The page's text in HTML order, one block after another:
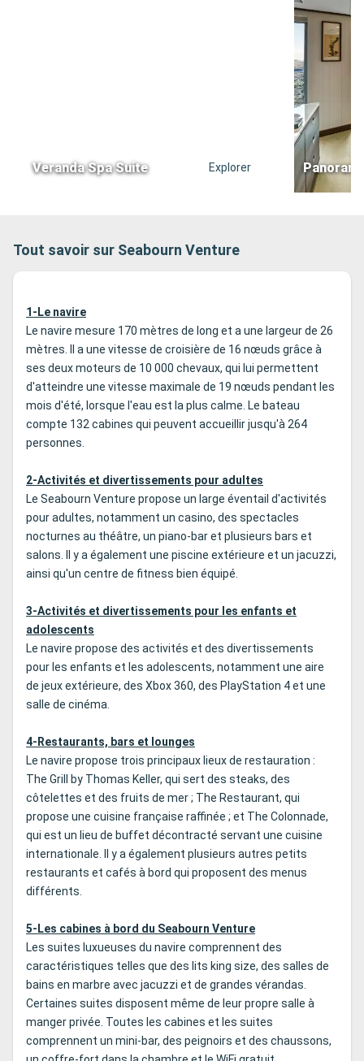
Veranda Spa Suite Explorer
Tout savoir sur Seabourn Venture
1-Le navire
Le navire mesure 170 mètres de long et a une largeur de 26
mètres. Il a une vitesse de croisière de 16 nœuds grâce à
ses deux moteurs de 10 000 chevaux, qui lui permettent
d'atteindre une vitesse maximale de 19 nœuds pendant les
mois d'été, lorsque l'eau est la plus calme. Le bateau
compte 132 cabines qui peuvent accueillir jusqu'à 264
personnes.
2-Activités et divertissements pour adultes
Le Seabourn Venture propose un large éventail d'activités
pour adultes, notamment un casino, des spectacles
nocturnes au théâtre, un piano-bar et plusieurs bars et
salons. Il y a également une piscine extérieure et un jacuzzi,
ainsi qu'un centre de fitness bien équipé.
3-Activités et divertissements pour les enfants et
adolescents
Le navire propose des activités et des divertissements
pour les enfants et les adolescents, notamment une aire
de jeux extérieure, des Xbox 360, des PlayStation 4 et une
salle de cinéma.
4-Restaurants, bars et lounges
Le navire propose trois principaux lieux de restauration :
The Grill by Thomas Keller, qui sert des steaks, des
côtelettes et des fruits de mer ; The Restaurant, qui
propose une cuisine française raffinée ; et The Colonnade,
qui est un lieu de buffet décontracté servant une cuisine
internationale. Il y a également plusieurs autres petits
restaurants et cafés à bord qui proposent des menus
différents.
5-Les cabines à bord du Seabourn Venture
Les suites luxueuses du navire comprennent des
caractéristiques telles que des lits king size, des salles de
bains en marbre avec jacuzzi et de grandes vérandas.
Certaines suites disposent même de leur propre salle à
manger privée. Toutes les cabines et les suites
comprennent un mini-bar, des peignoirs et des chaussons,